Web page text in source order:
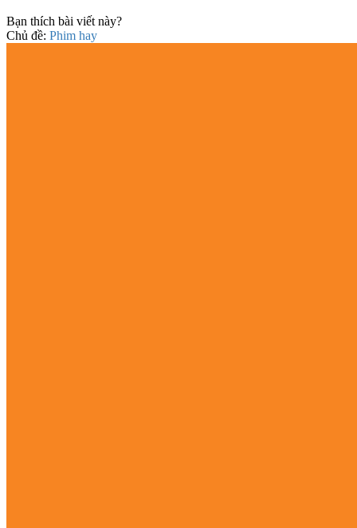
Bạn thích bài viết này?
Chủ đề: Phim hay